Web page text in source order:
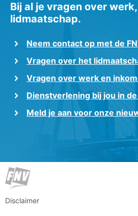
Bij al je vragen over
lidmaatschap.
Neem contact op met de
Vragen over het
Vragen over werk en
Dienstverlening bij jou in
Meld je aan voor onze
Disclaimer